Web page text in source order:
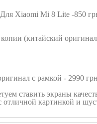
Для Xiaomi Mi 8 Lite -850
(китайский
с рамкой - 2990
ставить экраны
отличной картинкой и